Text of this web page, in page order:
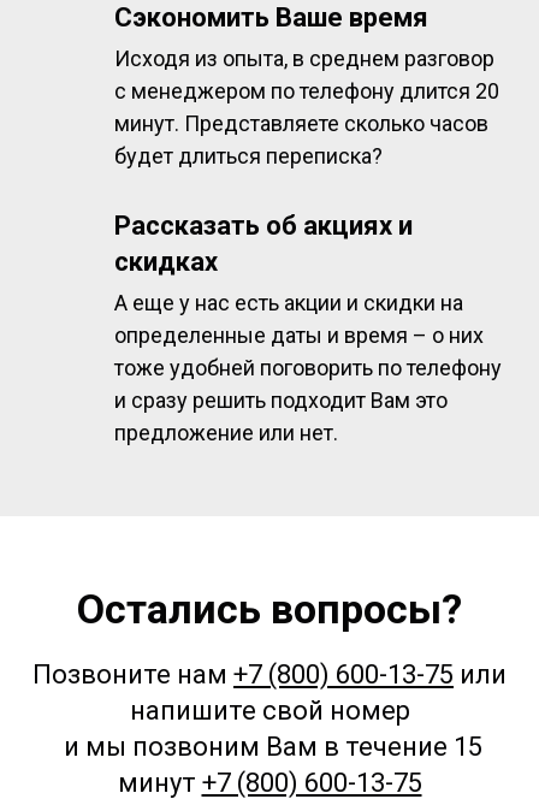
Сэкономить Ваше время
Исходя из опыта, в среднем разговор
с менеджером по телефону длится 20
минут. Представляете сколько часов
будет длиться переписка?
Рассказать об акциях и
скидках
А еще у нас есть акции и скидки на
определенные даты и время – о них
тоже удобней поговорить по телефону
и сразу решить подходит Вам это
предложение или нет.
Остались вопросы?
Позвоните нам +7 (800) 600-13-75 или
напишите свой номер
и мы позвоним Вам в течение 15
минут +7 (800) 600-13-75